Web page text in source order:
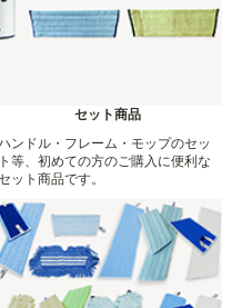
セット商品
ンドル・フレーム・モップのセッ
ト等、初めての方のご購入に便利な
ット商品です。